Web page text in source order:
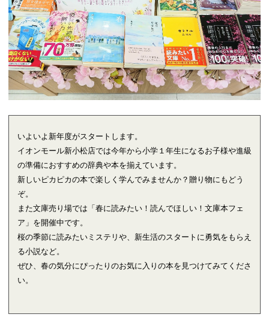
いよいよ新年度がスタートします。
イオンモール新小松店では今年から小学１年生になるお子様や進級
の準備におすすめの辞典や本を揃えています。
新しいピカピカの本で楽しく学んでみませんか？贈り物にもどう
ぞ。
また文庫売り場では「春に読みたい！読んでほしい！文庫本フェ
ア」を開催中です。
桜の季節に読みたいミステリや、新生活のスタートに勇気をもらえ
る小説など。
ぜひ、春の気分にぴったりのお気に入りの本を見つけてみてくださ
い。